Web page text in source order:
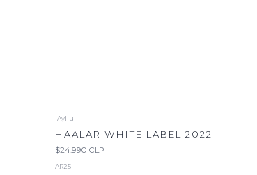
|Ayllu
HAALAR WHITE LABEL 2022
$24.990 CLP
AR25|